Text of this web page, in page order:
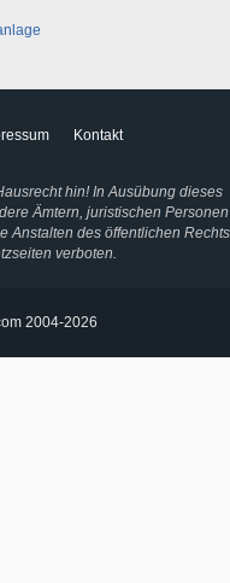
Kontakt
hin! In Ausübung dieses
Ämtern, juristischen Personen
Anstalten des öffentlichen Rechts
verboten.
2004-2026